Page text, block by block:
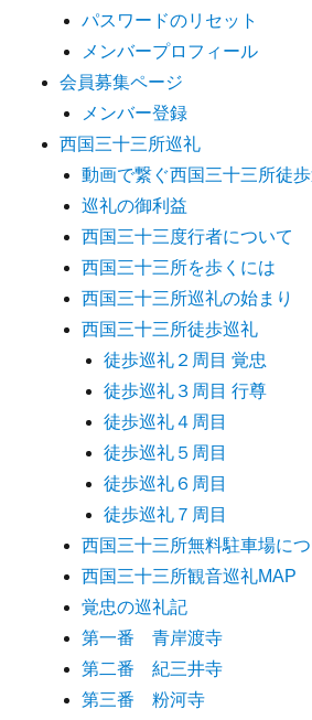
パスワードのリセット
メンバープロフィール
会員募集ページ
メンバー登録
西国三十三所巡礼
動画で繋ぐ西国三十三所徒
巡礼の御利益
西国三十三度行者について
西国三十三所を歩くには
西国三十三所巡礼の始まり
西国三十三所徒歩巡礼
徒歩巡礼２周目 覚忠
徒歩巡礼３周目 行尊
徒歩巡礼４周目
徒歩巡礼５周目
徒歩巡礼６周目
徒歩巡礼７周目
西国三十三所無料駐車場に
西国三十三所観音巡礼MAP
覚忠の巡礼記
第一番 青岸渡寺
第二番 紀三井寺
第三番 粉河寺